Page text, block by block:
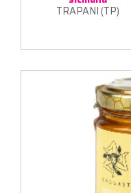
TRAPANI (TP)